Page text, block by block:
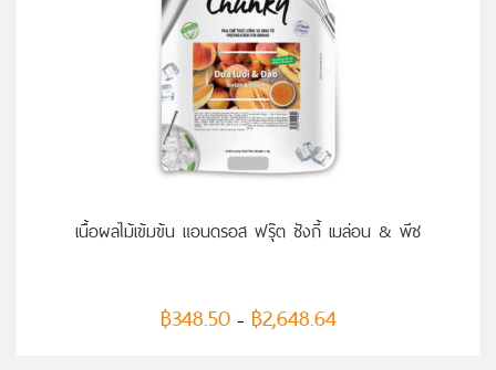
เนื้อผลไม้เข้มข้น แอนดรอส ฟรุ๊ต ชังกี้ เมล่อน & พีช
฿348.50 – ฿2,648.64